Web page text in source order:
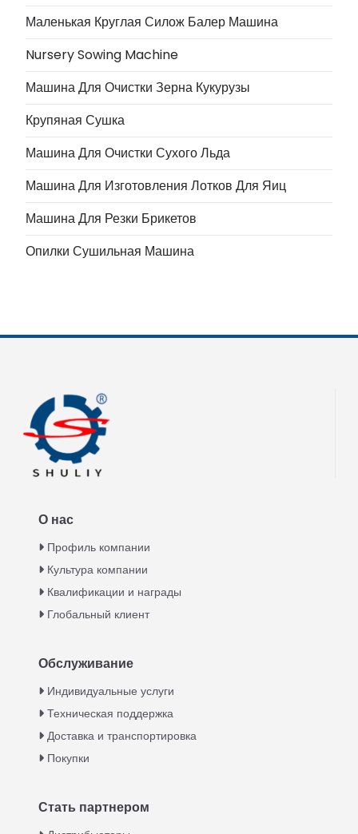
Маленькая Круглая Силож Балер Машина
Nursery Sowing Machine
Машина Для Очистки Зерна Кукурузы
Крупяная Сушка
Машина Для Очистки Сухого Льда
Машина Для Изготовления Лотков Для Яиц
Машина Для Резки Брикетов
Опилки Сушильная Машина
О нас
Профиль компании
Культура компании
Квалификации и награды
Глобальный клиент
Обслуживание
Индивидуальные услуги
Техническая поддержка
Доставка и транспортировка
Покупки
Стать партнером